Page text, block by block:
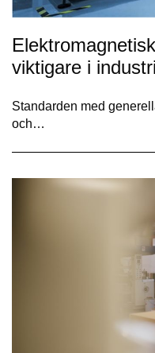
viktigare i
Standarden med
och…